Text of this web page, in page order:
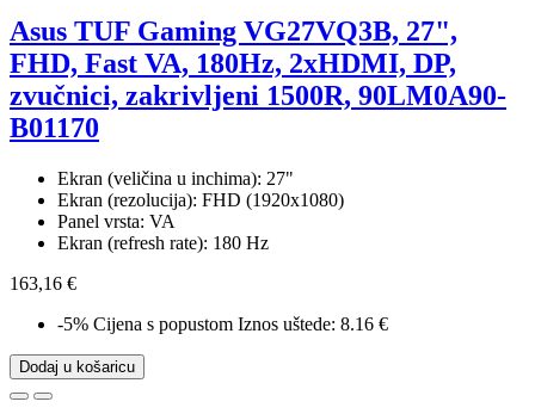
Asus TUF Gaming VG27VQ3B, 27",
FHD, Fast VA, 180Hz, 2xHDMI, DP,
zvučnici, zakrivljeni 1500R, 90LM0A90-
B01170
Ekran (veličina u inchima): 27"
Ekran (rezolucija): FHD (1920x1080)
Panel vrsta: VA
Ekran (refresh rate): 180 Hz
163,16 €
-5% Cijena s popustom Iznos uštede: 8.16 €
Dodaj u košaricu